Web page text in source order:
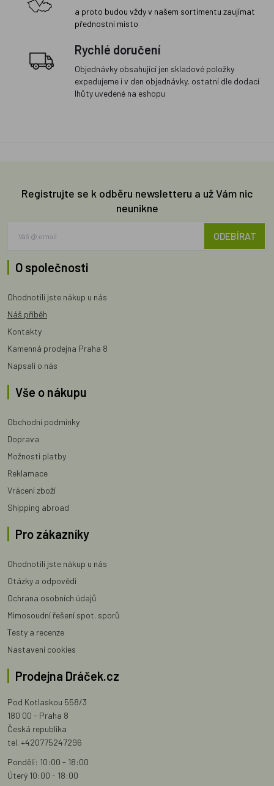
a proto budou vždy v našem sortimentu zaujímat
přednostní místo
Rychlé doručení
Objednávky obsahující jen skladové položky
expedujeme i v den objednávky, ostatní dle dodací
lhůty uvedené na eshopu
Registrujte se k odběru newsletteru a už Vám nic
neunikne
ODEBÍRAT
O společnosti
Ohodnotili jste nákup u nás
Náš příběh
Kontakty
Kamenná prodejna Praha 8
Napsali o nás
Vše o nákupu
Obchodní podmínky
Doprava
Možnosti platby
Reklamace
Vrácení zboží
Shipping abroad
Pro zákazníky
Ohodnotili jste nákup u nás
Otázky a odpovědi
Ochrana osobních údajů
Mimosoudní řešení spot. sporů
Testy a recenze
Nastavení cookies
Prodejna Dráček.cz
Pod Kotlaskou 558/3
180 00 - Praha 8
Česká republika
tel. +420775247296
Pondělí: 10:00 - 18:00
Úterý 10:00 - 18:00